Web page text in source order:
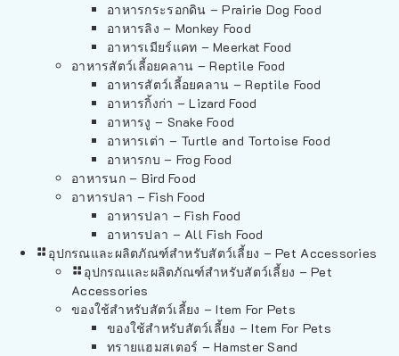
อาหารกระรอกดิน – Prairie Dog Food
อาหารลิง – Monkey Food
อาหารเมียร์แคท – Meerkat Food
อาหารสัตว์เลี้อยคลาน – Reptile Food
อาหารสัตว์เลี้อยคลาน – Reptile Food
อาหารกิ้งก่า – Lizard Food
อาหารงู – Snake Food
อาหารเต่า – Turtle and Tortoise Food
อาหารกบ – Frog Food
อาหารนก – Bird Food
อาหารปลา – Fish Food
อาหารปลา – Fish Food
อาหารปลา – All Fish Food
อุปกรณและผลิตภัณฑ์สำหรับสัตว์เลี้ยง – Pet Accessories
อุปกรณและผลิตภัณฑ์สำหรับสัตว์เลี้ยง – Pet
Accessories
ของใช้สำหรับสัตว์เลี้ยง – Item For Pets
ของใช้สำหรับสัตว์เลี้ยง – Item For Pets
ทรายแฮมสเตอร์ – Hamster Sand